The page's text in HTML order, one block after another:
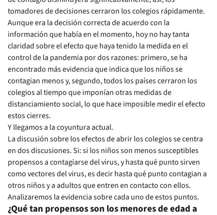
tomadores de decisiones cerraron los colegios rápidamente.
Aunque era la decisión correcta de acuerdo con la
información que había en el momento, hoy no hay tanta
claridad sobre el efecto que haya tenido la medida en el
control de la pandemia por dos razones: primero, se ha
encontrado más evidencia que indica que los niños se
contagian menos y, segundo, todos los países cerraron los
colegios al tiempo que imponían otras medidas de
distanciamiento social, lo que hace imposible medir el efecto
estos cierres.
Y llegamos a la coyuntura actual.
La discusión sobre los efectos de abrir los colegios se centra
en dos discusiones. Si: si los niños son menos susceptibles
propensos a contagiarse del virus, y hasta qué punto sirven
como vectores del virus, es decir hasta qué punto contagian a
otros niños y a adultos que entren en contacto con ellos.
Analizaremos la evidencia sobre cada uno de estos puntos.
¿Qué tan propensos son los menores de edad a